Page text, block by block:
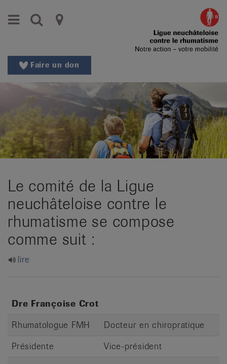
vers
au
Aller
recherche
région
Changer
de
de
Faire un don
Le comité de la Ligue
neuchâteloise contre le
rhumatisme se compose
comme suit :
lire
Dre Françoise Crot
Rhumatologue FMH
Docteur en chiropratique
Présidente
Vice-président
Menu Recherche
Ligues
contre
le
rhumatisme
|
Organisations
nationales
patients